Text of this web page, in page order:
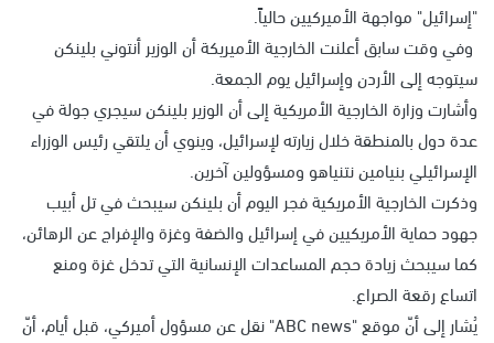
"إسرائيل" مواجهة الأميركيين حالياً.
وفي وقت سابق أعلنت الخارجية الأميريكة أن الوزير أنتوني بلينكن
سيتوجه إلى الأردن وإسرائيل يوم الجمعة.
وأشارت وزارة الخارجية الأمريكية إلى أن الوزير بلينكن سيجري جولة في
عدة دول بالمنطقة خلال زيارته لإسرائيل، وينوي أن يلتقي رئيس الوزراء
الإسرائيلي بنيامين نتنياهو ومسؤولين آخرين.
وذكرت الخارجية الأمريكية فجر اليوم أن بلينكن سيبحث في تل أبيب
جهود حماية الأمريكيين في إسرائيل والضفة وغزة والإفراج عن الرهائن،
كما سيبحث زيادة حجم المساعدات الإنسانية التي تدخل غزة ومنع
اتساع رقعة الصراع.
يُشار إلى أنّ موقع "ABC news" نقل عن مسؤول أميركي، قبل أيام، أنّ